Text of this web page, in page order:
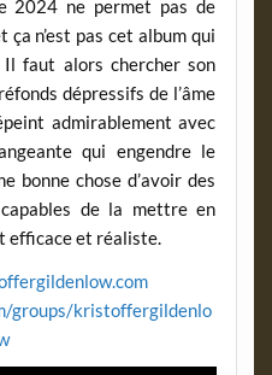
2024 ne permet pas de
ça n’est pas cet album qui
faut alors chercher son
dépressifs de l’âme
admirablement avec
qui engendre le
bonne chose d’avoir des
de la mettre en
efficace et réaliste.
groups/kristoffergildenlo